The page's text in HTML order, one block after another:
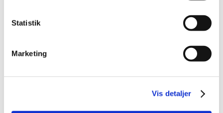
Statistik
Marketing
Vis detaljer
Lægemiddelstyrelsen
Indberetningspligt ved forsyningsvanskeligheder med